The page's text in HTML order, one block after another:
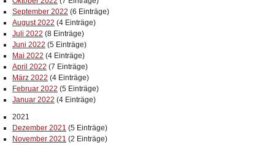
September 2022 (6 Einträge)
August 2022 (4 Einträge)
Juli 2022 (8 Einträge)
Juni 2022 (5 Einträge)
Mai 2022 (4 Einträge)
April 2022 (7 Einträge)
März 2022 (4 Einträge)
Februar 2022 (5 Einträge)
Januar 2022 (4 Einträge)
2021
Dezember 2021 (5 Einträge)
November 2021 (2 Einträge)